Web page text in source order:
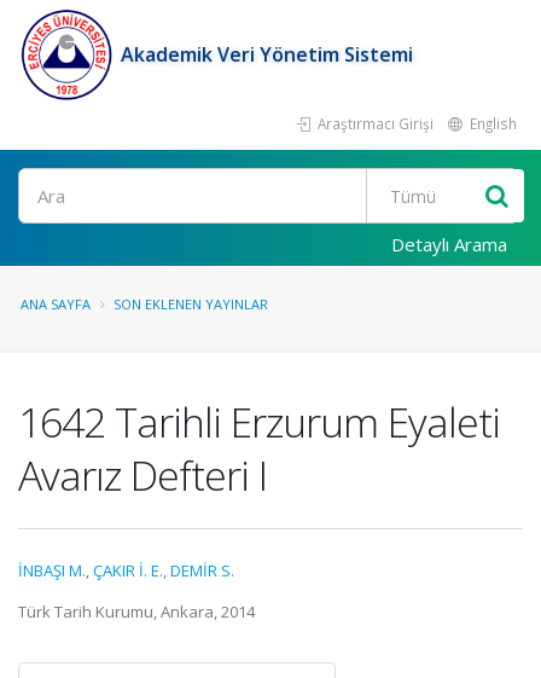
Akademik Veri Yönetim Sistemi
Araştırmacı Girişi English
Ara
Detaylı Arama
ANA SAYFA SON EKLENEN YAYINLAR
1642 Tarihli Erzurum Eyaleti
Avarız Defteri I
İNBAŞI M.,ÇAKIR İ. E.,DEMİR S.
Türk Tarih Kurumu, Ankara, 2014